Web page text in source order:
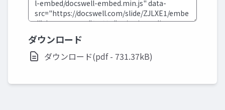
ダウンロード
ダウンロード(pdf - 731.37kB)